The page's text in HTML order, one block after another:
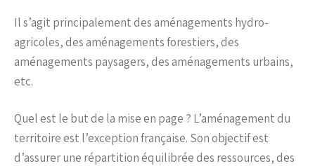
Il s’agit principalement des aménagements hydro-
agricoles, des aménagements forestiers, des
aménagements paysagers, des aménagements urbains,
etc.
Quel est le but de la mise en page ? L’aménagement du
territoire est l’exception française. Son objectif est
d’assurer une répartition équilibrée des ressources, des